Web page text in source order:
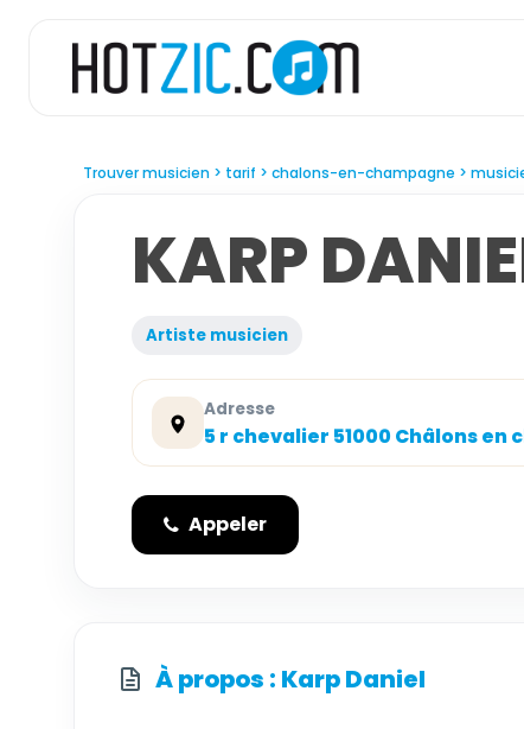
Trouver musicien tarif chalons-en-champagne
KARP
Artiste musicien
Adresse
5 r chevalier 51000 Châlons en
Appeler
À propos : Karp Daniel